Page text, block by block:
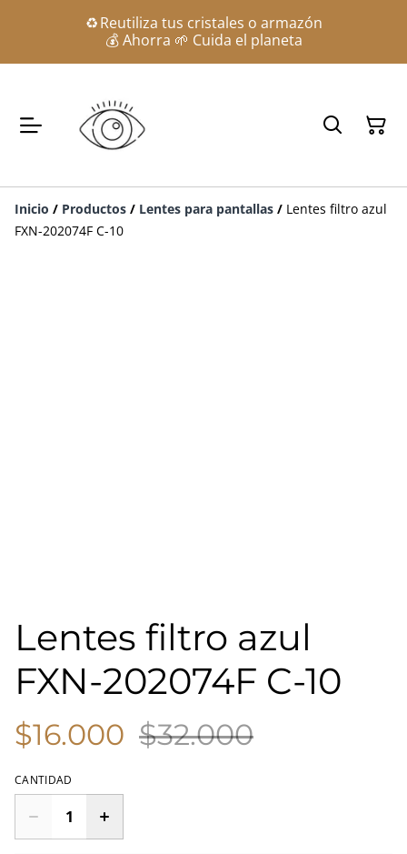
♻️ Reutiliza tus cristales o armazón
💰 Ahorra 🌱 Cuida el planeta
Inicio / Productos / Lentes para pantallas / Lentes filtro azul
FXN-202074F C-10
Lentes filtro azul
FXN-202074F C-10
$16.000 $32.000
CANTIDAD